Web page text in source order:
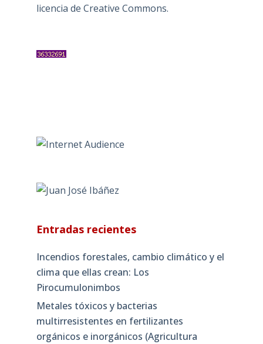
licencia de Creative Commons.
Entradas recientes
Incendios forestales, cambio climático y el
clima que ellas crean: Los
Pirocumulonimbos
Metales tóxicos y bacterias
multirresistentes en fertilizantes
orgánicos e inorgánicos (Agricultura